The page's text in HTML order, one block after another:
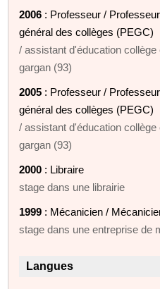
2006 : Professeur /
général des collèges (PEGC)
/ assistant d'éducation
gargan (93)
2005 : Professeur /
général des collèges (PEGC)
/ assistant d'éducation
gargan (93)
2000 : Libraire
stage dans une librairie
1999 : Mécanicien /
stage dans une entreprise de
Langues